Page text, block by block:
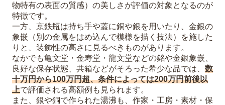
物特有の表面の質感）の美しさが評価の対象となるのが
特徴です。
一方、京鉄瓶は持ち手や蓋に銅や銀を用いたり、金銀の
象嵌（別の金属をはめ込んで模様を描く技法）を施した
りと、装飾性の高さに見るべきものがあります。
なかでも亀文堂・金寿堂・龍文堂などの銘や金銀象嵌、
良好な保存状態、共箱などがそろった希少な品では、 数
十万円から100万円超、条件によっては200万円前後以
上で評価される高額例も見られます。
また、銀や銅で作られた湯沸も、作家・工房・素材・保